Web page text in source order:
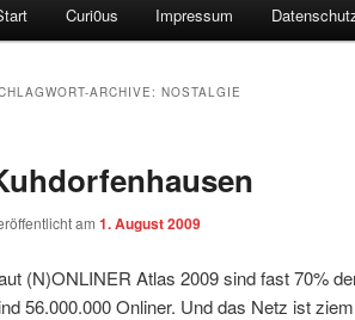
Curi0us Impressum
ARCHIVE: NOSTALGIE
am 1. August 2009
(N)ONLINER Atlas 2009 sind fast 70%
56.000.000 Onliner. Und das Netz ist